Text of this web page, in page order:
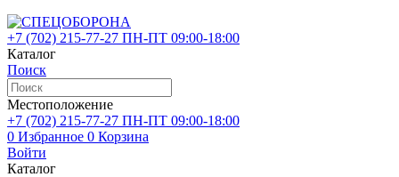
+7 (702) 215-77-27 ПН-ПТ 09:00-18:00
Каталог
Поиск
Местоположение
+7 (702) 215-77-27 ПН-ПТ 09:00-18:00
0 Избранное 0 Корзина
Войти
Каталог